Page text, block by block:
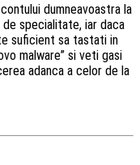
dumneavoastra la
specialitate, iar daca
suficient sa tastati in
malware” si veti gasi
adanca a celor de la